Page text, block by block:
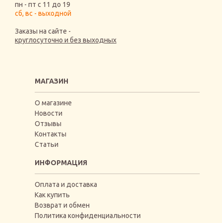
пн - пт с 11 до 19
сб, вс - выходной
Заказы на сайте -
круглосуточно и без выходных
МАГАЗИН
О магазине
Новости
Отзывы
Контакты
Статьи
ИНФОРМАЦИЯ
Оплата и доставка
Как купить
Возврат и обмен
Политика конфиденциальности